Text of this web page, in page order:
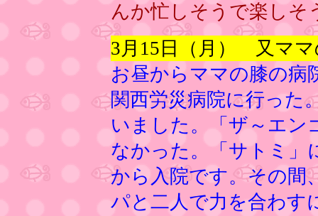
んか忙しそうで楽しそ
3月15日（月） 又ママ
お昼からママの膝の病
関西労災病院に行った
いました。「ザ～エン
なかった。「サトミ」
から入院です。その間
パと二人で力を合わす